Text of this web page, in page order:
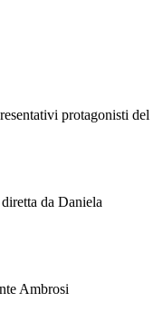
protagonisti del
da Daniela
Ambrosi